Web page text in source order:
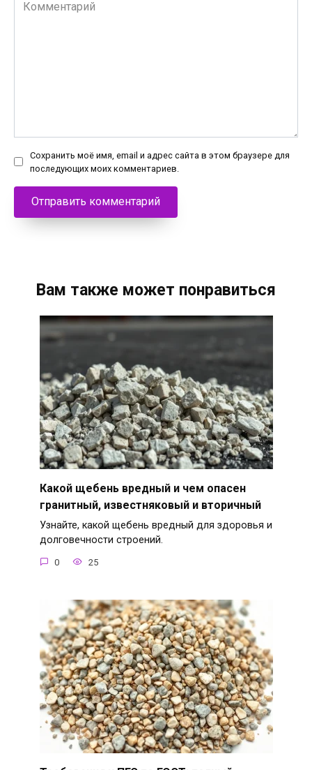
Сохранить моё имя, email и адрес сайта в этом браузере для
последующих моих комментариев.
Вам также может понравиться
Какой щебень вредный и чем опасен
гранитный, известняковый и вторичный
Узнайте, какой щебень вредный для здоровья и
долговечности строений.
0 25